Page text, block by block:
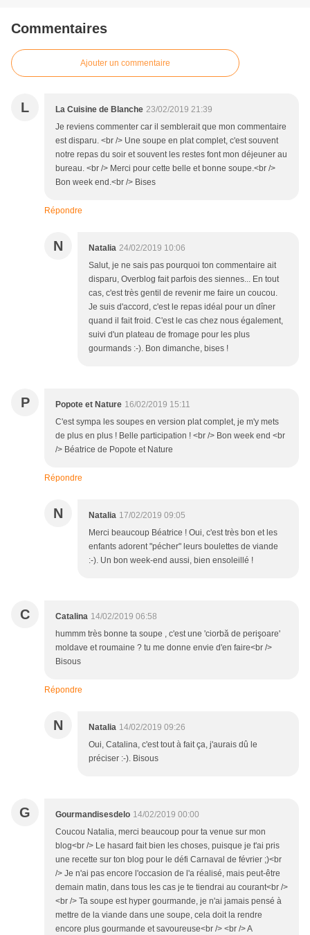
Commentaires
Ajouter un commentaire
L La Cuisine de Blanche 23/02/2019 21:39
Je reviens commenter car il semblerait que mon commentaire
est disparu. <br /> Une soupe en plat complet, c'est souvent
notre repas du soir et souvent les restes font mon déjeuner au
bureau. <br /> Merci pour cette belle et bonne soupe.<br />
Bon week end.<br /> Bises
Répondre
N Natalia 24/02/2019 10:06
Salut, je ne sais pas pourquoi ton commentaire ait
disparu, Overblog fait parfois des siennes... En tout
cas, c'est très gentil de revenir me faire un coucou.
Je suis d'accord, c'est le repas idéal pour un dîner
quand il fait froid. C'est le cas chez nous également,
suivi d'un plateau de fromage pour les plus
gourmands :-). Bon dimanche, bises !
P Popote et Nature 16/02/2019 15:11
C'est sympa les soupes en version plat complet, je m'y mets
de plus en plus ! Belle participation ! <br /> Bon week end <br
/> Béatrice de Popote et Nature
Répondre
N Natalia 17/02/2019 09:05
Merci beaucoup Béatrice ! Oui, c'est très bon et les
enfants adorent "pécher" leurs boulettes de viande
:-). Un bon week-end aussi, bien ensoleillé !
C Catalina 14/02/2019 06:58
hummm très bonne ta soupe , c'est une 'ciorbă de perişoare'
moldave et roumaine ? tu me donne envie d'en faire<br />
Bisous
Répondre
N Natalia 14/02/2019 09:26
Oui, Catalina, c'est tout à fait ça, j'aurais dû le
préciser :-). Bisous
G Gourmandisesdelo 14/02/2019 00:00
Coucou Natalia, merci beaucoup pour ta venue sur mon
blog<br /> Le hasard fait bien les choses, puisque je t'ai pris
une recette sur ton blog pour le défi Carnaval de février ;)<br
/> Je n'ai pas encore l'occasion de l'a réalisé, mais peut-être
demain matin, dans tous les cas je te tiendrai au courant<br />
<br /> Ta soupe est hyper gourmande, je n'ai jamais pensé à
mettre de la viande dans une soupe, cela doit la rendre
encore plus gourmande et savoureuse<br /> <br /> A